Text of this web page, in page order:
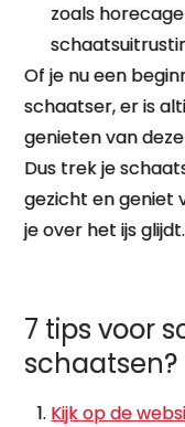
zoals
Of je nu een
schaatser, er is
genieten van
Dus trek je
gezicht en geniet
je over het ijs
7 tips voor
schaatsen?
Kijk op de